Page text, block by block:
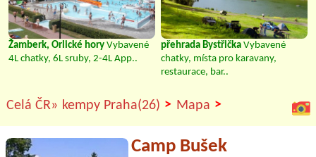
Žamberk, Orlické hory Vybavené
4L chatky, 6L sruby, 2-4L App..
přehrada Bystřička Vybavené
chatky, místa pro karavany,
restaurace, bar..
Celá ČR» kempy Praha(26) > Mapa >
Camp Bušek